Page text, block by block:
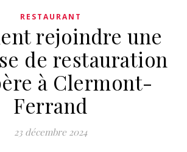
RESTAURANT
rejoindre une
de restauration
à Clermont-
Ferrand
23 décembre 2024